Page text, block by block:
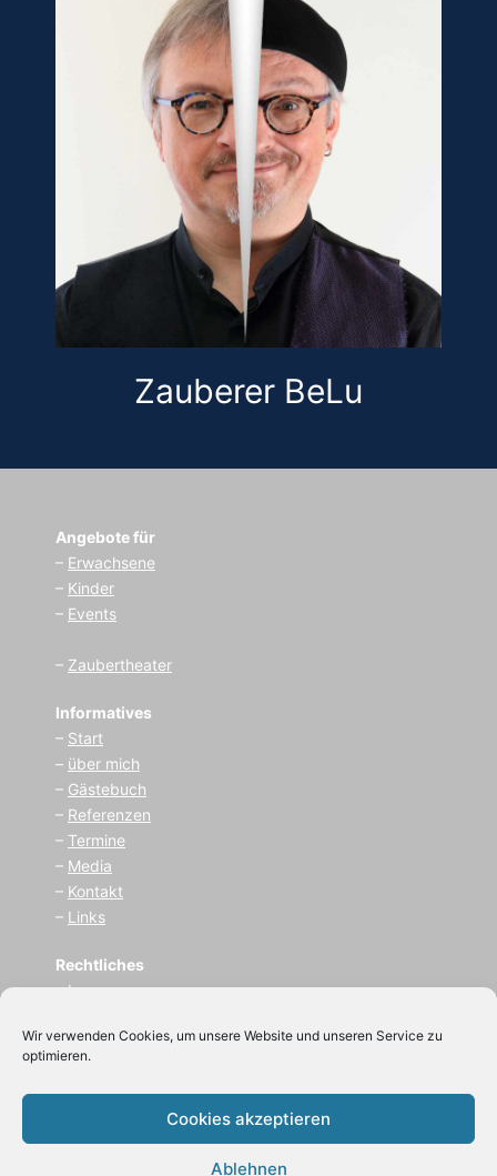
Wir verwenden Cookies, um unsere Website und unseren Service zu
optimieren.
Cookies akzeptieren
Ablehnen
Zauberer BeLu
Angebote für
– Erwachsene
– Kinder
– Events
– Zaubertheater
Informatives
– Start
– über mich
– Gästebuch
– Referenzen
– Termine
– Media
– Kontakt
– Links
Rechtliches
–Impressum
(C) 2021
Zauberer BeLu
(Bernhard Luksch)